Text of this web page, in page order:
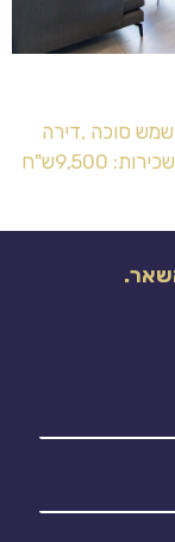
מרפסת שמש סוכה ,דירה